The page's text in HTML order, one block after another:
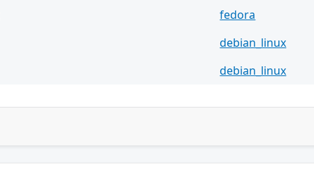
fedora
debian_linux
debian_linux